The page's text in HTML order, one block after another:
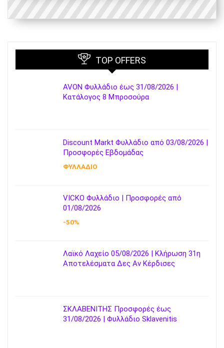
TOP OFFERS
AVON Φυλλάδιο έως 31/08/2026 |
Κατάλογος 8 Μπροσούρα
Discount Markt Φυλλάδιο από 03/08/2026 |
Προσφορές Εβδομάδας
ΦΥΛΛΑΔΙΟ
VICKO Φυλλάδιο | Προσφορές από
01/08/2026
-50%
Λαϊκό Λαχείο 05/08/2026 | Κλήρωση 31η
Αποτελέσματα Δες Αν Κέρδισες
ΣΚΛΑΒΕΝΙΤΗΣ Προσφορές έως
31/08/2026 | Φυλλάδιο Sklavenitis